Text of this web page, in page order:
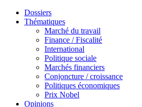
Dossiers
Thématiques
Marché du travail
Finance / Fiscalité
International
Politique sociale
Marchés financiers
Conjoncture / croissance
Politiques économiques
Prix Nobel
Opinions